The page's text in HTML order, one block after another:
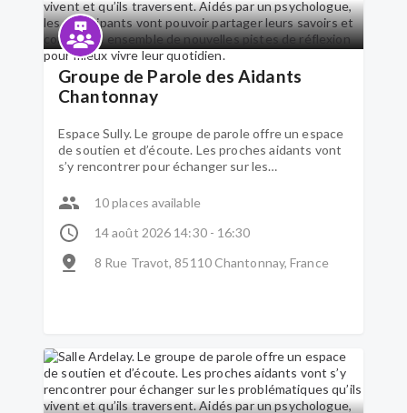
Groupe de Parole des Aidants
Chantonnay
Espace Sully. Le groupe de parole offre un espace
de soutien et d’écoute. Les proches aidants vont
s’y rencontrer pour échanger sur les
Aidés par un psychologue, les participants vont
ensemble de nouvelles pistes de réflexion pour
10 places available
14 août 2026 14:30 - 16:30
8 Rue Travot, 85110 Chantonnay, France